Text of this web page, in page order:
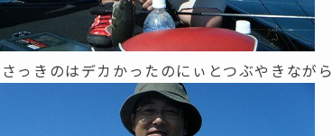
っきのはデカかったのにぃとつぶやきながら